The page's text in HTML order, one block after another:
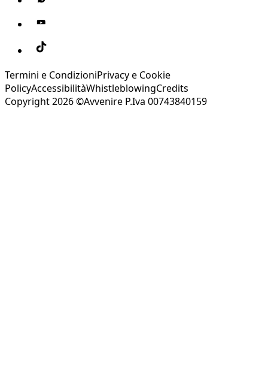
Termini e CondizioniPrivacy e Cookie
PolicyAccessibilitàWhistleblowingCredits
Copyright 2026 ©Avvenire P.Iva 00743840159